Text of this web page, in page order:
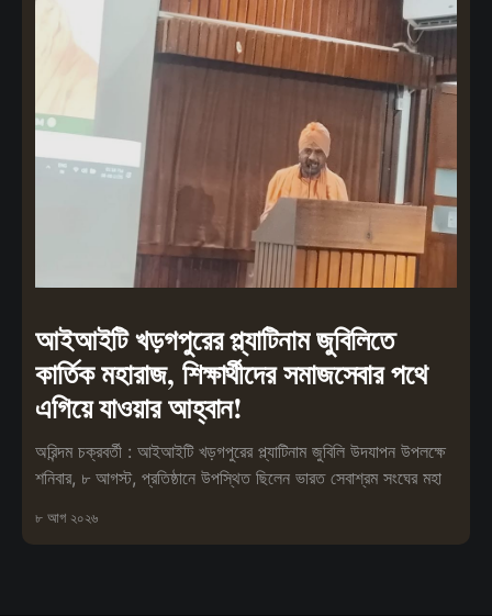
আইআইটি খড়গপুরের প্ল্যাটিনাম জুবিলিতে
কার্তিক মহারাজ, শিক্ষার্থীদের সমাজসেবার পথে
এগিয়ে যাওয়ার আহ্বান!
অরিন্দম চক্রবর্তী : আইআইটি খড়গপুরের প্ল্যাটিনাম জুবিলি উদযাপন উপলক্ষে
শনিবার, ৮ আগস্ট, প্রতিষ্ঠানে উপস্থিত ছিলেন ভারত সেবাশ্রম সংঘের মহা
৮ আগ ২০২৬